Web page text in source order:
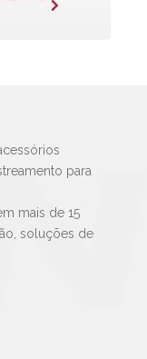
para
mais de 15
soluções de